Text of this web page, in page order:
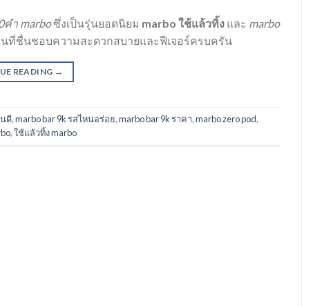
คํา marboซึ่งเป็นรุ่นยอดนิยม marbo ใช้แล้วทิ้ง และ marbo
ที่ชื่นชอบความสะดวกสบายและฟีเจอร์ครบครัน
READING →
ดี,marbo bar 9k รสไหนอร่อย,marbo bar 9k ราคา,marbo zero pod,
,ใช้แล้วทิ้ง marbo